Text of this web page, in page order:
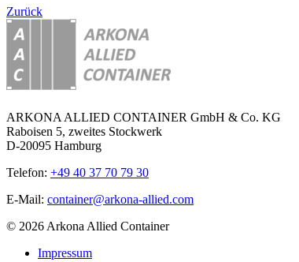
Zurück
ARKONA ALLIED CONTAINER GmbH & Co. KG
Raboisen 5, zweites Stockwerk
D-20095 Hamburg
Telefon: +49 40 37 70 79 30
E-Mail: container@arkona-allied.com
© 2026 Arkona Allied Container
Impressum